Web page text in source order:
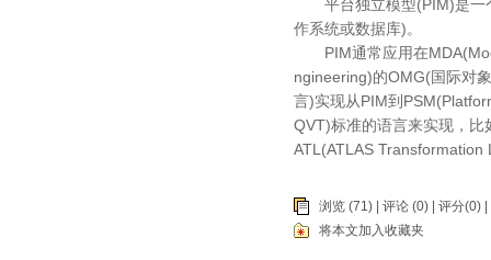
平台独立模型(PIM)是一个
作系统或数据库)。
PIM通常应用在
ngineering)的OMG(国际对
言)实现从PIM到
QVT)标准的语言来实现，
ATL(ATLAS Transformation
浏览 (71) | 评论 (0) | 评分(0) |
将本文加入收藏夹